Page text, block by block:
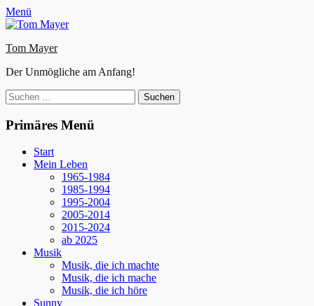
Zum
Inhalt
Facebook
E-
Mail
Instagram
Website
Menü
Tom Mayer
Der Unmögliche am Anfang!
Suche
nach:
Primäres Menü
Start
Mein Leben
1965-1984
1985-1994
1995-2004
2005-2014
2015-2024
ab 2025
Musik
Musik, die ich machte
Musik, die ich mache
Musik, die ich höre
Sunny